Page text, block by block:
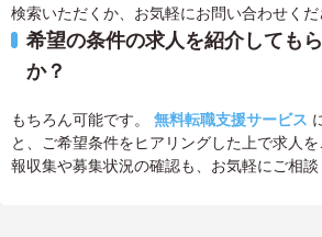
検索いただくか、お気軽にお問い合わせくだ
希望の条件の求人を紹介しても
か？
もちろん可能です。 無料転職支援サービス
と、ご希望条件をヒアリングした上で求人
報収集や募集状況の確認も、お気軽にご相談